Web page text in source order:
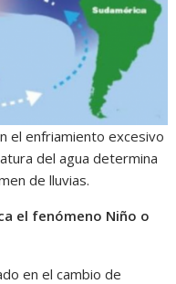
el enfriamiento excesivo
del agua determina
de lluvias.
el fenómeno Niño o
en el cambio de